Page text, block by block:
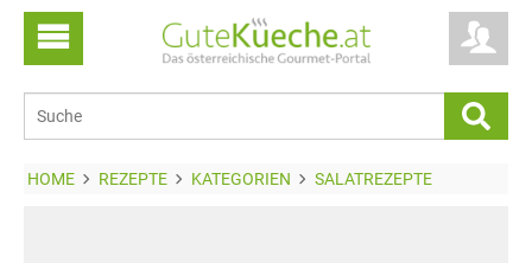
HOME REZEPTE KATEGORIEN SALATREZEPTE